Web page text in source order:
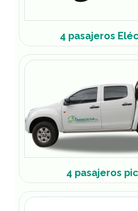
4 pasajeros
4 pasajeros